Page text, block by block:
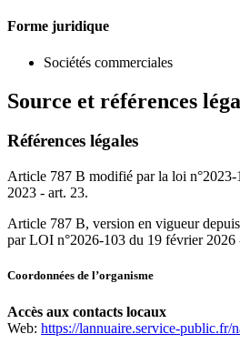
Forme juridique
Sociétés commerciales
Source et références
Références légales
Article 787 B modifié par la loi n°2023-
2023 - art. 23.
Article 787 B, version en vigueur
par LOI n°2026-103 du 19 février 2026
Coordonnées de l’organisme
Accès aux contacts locaux
Web: https://lannuaire.service-public.fr/